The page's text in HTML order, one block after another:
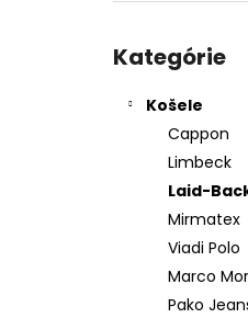
kategórie
Kategórie
Košele
Cappon
Limbeck
Laid-
Mirmatex
Viadi Polo
Marco
Pako
KOŠEĽA K067-